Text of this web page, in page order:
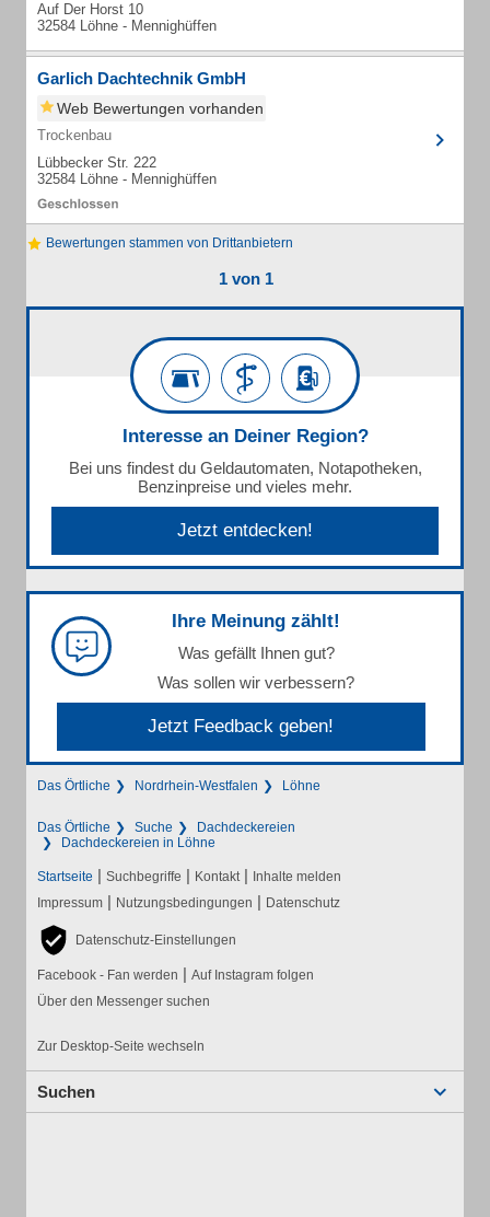
Auf Der Horst 10
32584 Löhne - Mennighüffen
Garlich Dachtechnik GmbH
Web Bewertungen vorhanden
Trockenbau
Lübbecker Str. 222
32584 Löhne - Mennighüffen
Bewertungen stammen von Drittanbietern
1 von 1
Interesse an Deiner Region?
Bei uns findest du Geldautomaten, Notapotheken,
Benzinpreise und vieles mehr.
Jetzt entdecken!
Ihre Meinung zählt!
Was gefällt Ihnen gut?
Was sollen wir verbessern?
Jetzt Feedback geben!
Das Örtliche Nordrhein-Westfalen Löhne
Das Örtliche Suche
Dachdeckereien
Dachdeckereien in Löhne
Startseite | Suchbegriffe | Kontakt | Inhalte melden
Impressum | Nutzungsbedingungen | Datenschutz
Datenschutz-Einstellungen
Facebook - Fan werden | Auf Instagram folgen
Über den Messenger suchen
Zur Desktop-Seite wechseln
Suchen